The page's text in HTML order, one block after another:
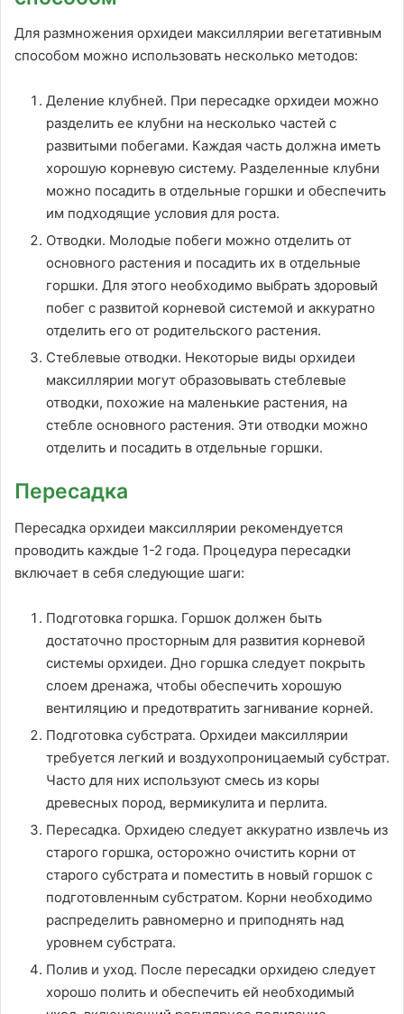
Для размножения орхидеи максиллярии вегетативным
способом можно использовать несколько методов:
Деление клубней. При пересадке орхидеи можно
разделить ее клубни на несколько частей с
развитыми побегами. Каждая часть должна иметь
хорошую корневую систему. Разделенные клубни
можно посадить в отдельные горшки и обеспечить
им подходящие условия для роста.
Отводки. Молодые побеги можно отделить от
основного растения и посадить их в отдельные
горшки. Для этого необходимо выбрать здоровый
побег с развитой корневой системой и аккуратно
отделить его от родительского растения.
Стеблевые отводки. Некоторые виды орхидеи
максиллярии могут образовывать стеблевые
отводки, похожие на маленькие растения, на
стебле основного растения. Эти отводки можно
отделить и посадить в отдельные горшки.
Пересадка
Пересадка орхидеи максиллярии рекомендуется
проводить каждые 1-2 года. Процедура пересадки
включает в себя следующие шаги:
Подготовка горшка. Горшок должен быть
достаточно просторным для развития корневой
системы орхидеи. Дно горшка следует покрыть
слоем дренажа, чтобы обеспечить хорошую
вентиляцию и предотвратить загнивание корней.
Подготовка субстрата. Орхидеи максиллярии
требуется легкий и воздухопроницаемый субстрат.
Часто для них используют смесь из коры
древесных пород, вермикулита и перлита.
Пересадка. Орхидею следует аккуратно извлечь из
старого горшка, осторожно очистить корни от
старого субстрата и поместить в новый горшок с
подготовленным субстратом. Корни необходимо
распределить равномерно и приподнять над
уровнем субстрата.
Полив и уход. После пересадки орхидею следует
хорошо полить и обеспечить ей необходимый